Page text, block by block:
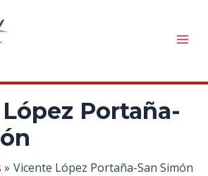
Portaña-
Vicente López Portaña-San Simón